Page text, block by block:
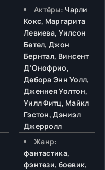
Актёры: Чарли
Кокс, Маргарита
Левиева, Уилсон
Бетел, Джон
Бернтал, Винсент
Д’Онофрио,
Дебора Энн Уолл,
Дженнея Уолтон,
Уилл Фитц, Майкл
Гэстон, Дэниэл
Джерролл
Жанр:
фантастика,
фэнтези, боевик,